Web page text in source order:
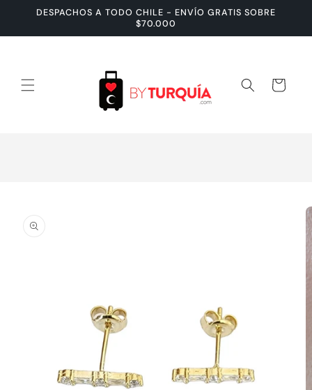
directamente
DESPACHOS A TODO CHILE - ENVÍO GRATIS SOBRE
$70.000
Carrito
información